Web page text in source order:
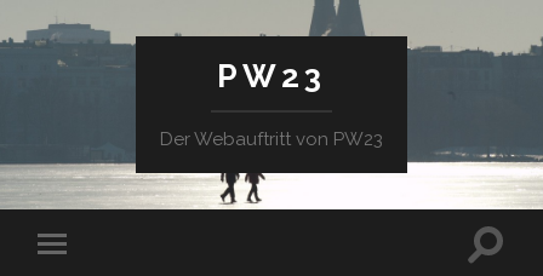
PW23
Der Webauftritt von PW23